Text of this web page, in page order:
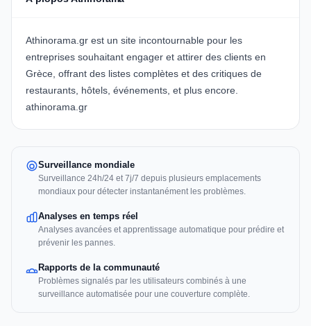
Athinorama.gr est un site incontournable pour les
entreprises souhaitant engager et attirer des clients en
Grèce, offrant des listes complètes et des critiques de
restaurants, hôtels, événements, et plus encore.
athinorama.gr
Surveillance mondiale
Surveillance 24h/24 et 7j/7 depuis plusieurs emplacements
mondiaux pour détecter instantanément les problèmes.
Analyses en temps réel
Analyses avancées et apprentissage automatique pour prédire et
prévenir les pannes.
Rapports de la communauté
Problèmes signalés par les utilisateurs combinés à une
surveillance automatisée pour une couverture complète.